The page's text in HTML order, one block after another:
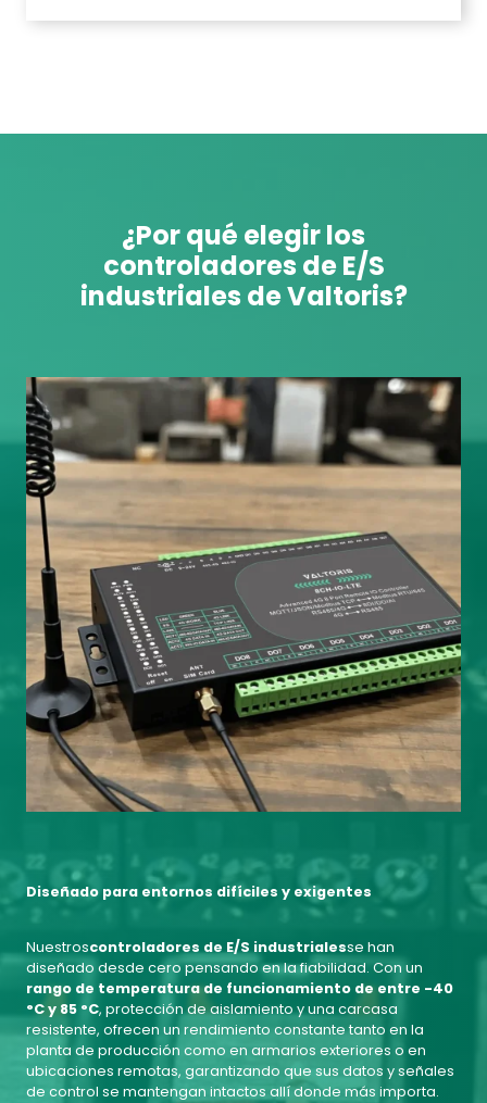
¿Por qué elegir los
controladores de E/S
industriales de Valtoris?
Diseñado para entornos difíciles y exigentes
Nuestroscontroladores de E/S industrialesse han
diseñado desde cero pensando en la fiabilidad. Con un
rango de temperatura de funcionamiento de entre -40
°C y 85 °C, protección de aislamiento y una carcasa
resistente, ofrecen un rendimiento constante tanto en la
planta de producción como en armarios exteriores o en
ubicaciones remotas, garantizando que sus datos y señales
de control se mantengan intactos allí donde más importa.